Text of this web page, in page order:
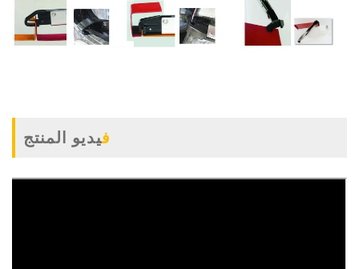
فيديو المنتج